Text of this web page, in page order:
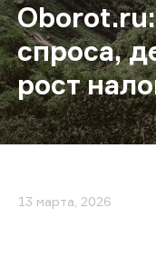
спроса,
рост
13 марта, 2026